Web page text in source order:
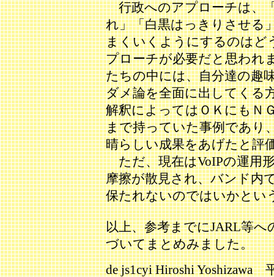
行政へのアプローチは、
れ」「白黒はっきりさせる
まくいくようにするのはど
プローチが必要だと思われ
たちの中には、自分達の趣
ダメ論を全面に出してくる
解釈によってはＯＫにもＮ
まで持っていた事例であり
晴らしい成果をあげたと評
ただ、現在はVoIPの運用
摩擦が散見され、バンド内
保たれないのではいかとい
以上、参考までにJARL等
づいてまとめみました。
de js1cyi Hiroshi Yoshizawa